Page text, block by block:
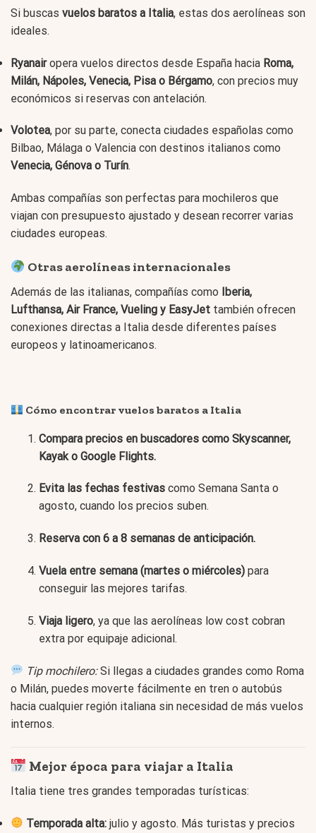
Si buscas vuelos baratos a Italia, estas dos aerolíneas son
ideales.
Ryanairopera vuelos directos desde España hacia Roma,
Milán, Nápoles, Venecia, Pisa o Bérgamo, con precios muy
económicos si reservas con antelación.
Volotea, por su parte, conecta ciudades españolas como
Bilbao, Málaga o Valencia con destinos italianos como
Venecia, Génova o Turín.
Ambas compañías son perfectas para mochileros que
viajan con presupuesto ajustado y desean recorrer varias
ciudades europeas.
Otras aerolíneas internacionales
Además de las italianas, compañías como Iberia,
Lufthansa, Air France, Vueling y EasyJet también ofrecen
conexiones directas a Italia desde diferentes países
europeos y latinoamericanos.
Cómo encontrar vuelos baratos a Italia
Compara precios en buscadores como Skyscanner,
Kayak o Google Flights.
Evita las fechas festivas como Semana Santa o
agosto, cuando los precios suben.
Reserva con 6 a 8 semanas de anticipación.
Vuela entre semana (martes o miércoles) para
conseguir las mejores tarifas.
Viaja ligero, ya que las aerolíneas low cost cobran
extra por equipaje adicional.
Tip mochilero:Si llegas a ciudades grandes como Roma
o Milán, puedes moverte fácilmente en tren o autobús
hacia cualquier región italiana sin necesidad de más vuelos
internos.
Mejor época para viajar a Italia
Italia tiene tres grandes temporadas turísticas:
Temporada alta: julio y agosto. Más turistas y precios